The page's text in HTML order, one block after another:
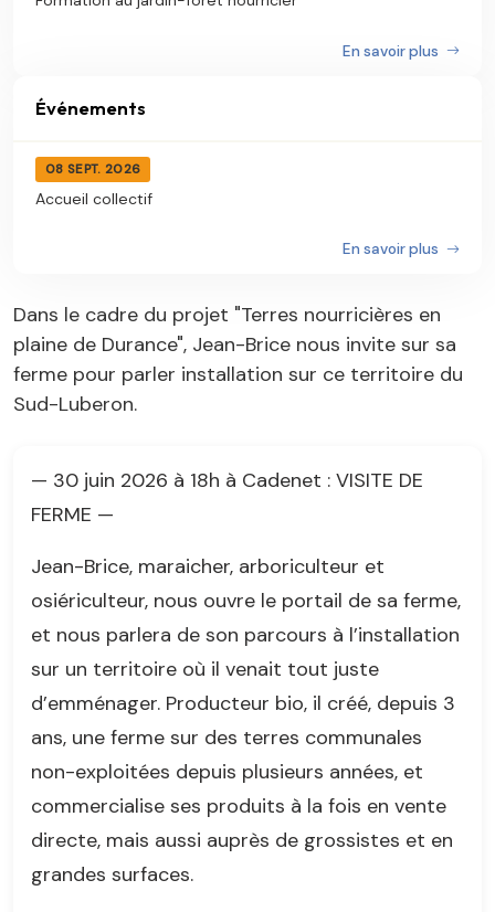
En savoir plus
Événements
08 SEPT. 2026
Accueil collectif
En savoir plus
Dans le cadre du projet "Terres nourricières en
plaine de Durance", Jean-Brice nous invite sur sa
ferme pour parler installation sur ce territoire du
Sud-Luberon.
— 30 juin 2026 à 18h à Cadenet : VISITE DE
FERME —
Jean-Brice, maraicher, arboriculteur et
osiériculteur, nous ouvre le portail de sa ferme,
et nous parlera de son parcours à l’installation
sur un territoire où il venait tout juste
d’emménager. Producteur bio, il créé, depuis 3
ans, une ferme sur des terres communales
non-exploitées depuis plusieurs années, et
commercialise ses produits à la fois en vente
directe, mais aussi auprès de grossistes et en
grandes surfaces.